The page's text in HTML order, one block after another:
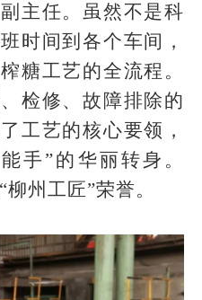
主任。虽然不是科
时间到各个车间，
糖工艺的全流程。
检修、故障排除的
工艺的核心要领，
手”的华丽转身。
州工匠”荣誉。